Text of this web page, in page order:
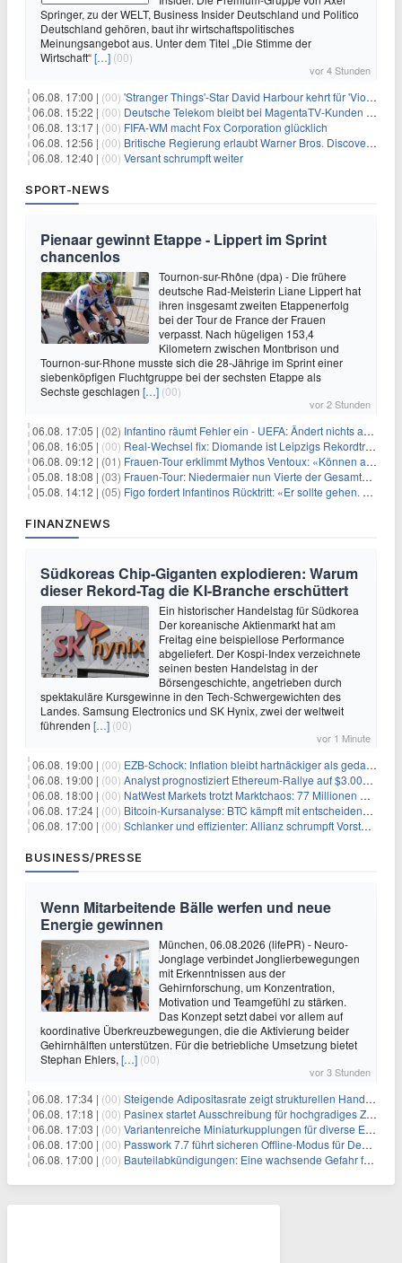
Springer, zu der WELT, Business Insider Deutschland und Politico
Deutschland gehören, baut ihr wirtschaftspolitisches
Meinungsangebot aus. Unter dem Titel „Die Stimme der
Wirtschaft“[…] (00)
vor 4 Stunden
06.08. 17:00 | (00) 'Stranger Things'-Star David Harbour kehrt für 'Violent Night 2' zurück – Kristen Bell stößt zur Besetzung
06.08. 15:22 | (00) Deutsche Telekom bleibt bei MagentaTV-Kunden vage
06.08. 13:17 | (00) FIFA-WM macht Fox Corporation glücklich
06.08. 12:56 | (00) Britische Regierung erlaubt Warner Bros. Discovery-Übernahme
06.08. 12:40 | (00) Versant schrumpft weiter
SPORT-NEWS
Pienaar gewinnt Etappe - Lippert im Sprint
chancenlos
Tournon-sur-Rhône (dpa) - Die frühere
deutsche Rad-Meisterin Liane Lippert hat
ihren insgesamt zweiten Etappenerfolg
bei der Tour de France der Frauen
verpasst. Nach hügeligen 153,4
Kilometern zwischen Montbrison und
Tournon-sur-Rhone musste sich die 28-Jährige im Sprint einer
siebenköpfigen Fluchtgruppe bei der sechsten Etappe als
Sechste geschlagen […] (00)
vor 2 Stunden
06.08. 17:05 | (02) Infantino räumt Fehler ein - UEFA: Ändert nichts an Boykott
06.08. 16:05 | (00) Real-Wechsel fix: Diomande ist Leipzigs Rekordtransfer
06.08. 09:12 | (01) Frauen-Tour erklimmt Mythos Ventoux: «Können alles schaffen»
05.08. 18:08 | (03) Frauen-Tour: Niedermaier nun Vierte der Gesamtwertung
05.08. 14:12 | (05) Figo fordert Infantinos Rücktritt: «Er sollte gehen. Jetzt»
FINANZNEWS
Südkoreas Chip-Giganten explodieren: Warum
dieser Rekord-Tag die KI-Branche erschüttert
Ein historischer Handelstag für Südkorea
Der koreanische Aktienmarkt hat am
Freitag eine beispiellose Performance
abgeliefert. Der Kospi-Index verzeichnete
seinen besten Handelstag in der
Börsengeschichte, angetrieben durch
spektakuläre Kursgewinne in den Tech-Schwergewichten des
Landes. Samsung Electronics und SK Hynix, zwei der weltweit
führenden […] (00)
vor 1 Minute
06.08. 19:00 | (00) EZB-Schock: Inflation bleibt hartnäckiger als gedacht – 2027 wird zum kritischen Test
06.08. 19:00 | (00) Analyst prognostiziert Ethereum-Rallye auf $3.000 nach entscheidendem On-Chain-Ausbruch
06.08. 18:00 | (00) NatWest Markets trotzt Marktchaos: 77 Millionen Pfund Gewinn im ersten Halbjahr
06.08. 17:24 | (00) Bitcoin-Kursanalyse: BTC kämpft mit entscheidender $65K-Hürde, während sich ein Liquidationscluster aufbaut
06.08. 17:00 | (00) Schlanker und effizienter: Allianz schrumpft Vorstand auf 8 Köpfe – das steckt dahinter
BUSINESS/PRESSE
Wenn Mitarbeitende Bälle werfen und neue
Energie gewinnen
München, 06.08.2026 (lifePR) - Neuro-
Jonglage verbindet Jonglierbewegungen
mit Erkenntnissen aus der
Gehirnforschung, um Konzentration,
Motivation und Teamgefühl zu stärken.
Das Konzept setzt dabei vor allem auf
koordinative Überkreuzbewegungen, die die Aktivierung beider
Gehirnhälften unterstützen. Für die betriebliche Umsetzung bietet
Stephan Ehlers, […] (00)
vor 3 Stunden
06.08. 17:34 | (00) Steigende Adipositasrate zeigt strukturellen Handlungsbedarf bei der Ernährung schulpflichtiger Kinder
06.08. 17:18 | (00) Pasinex startet Ausschreibung für hochgradiges Zinksulfidkonzentrat mit Germanium- und Silbergehalten und stellt ein Betriebsupdate bereit
06.08. 17:03 | (00) Variantenreiche Miniaturkupplungen für diverse Einsatzbereiche
06.08. 17:00 | (00) Passwork 7.7 führt sicheren Offline-Modus für Desktop- und Mobile-Apps ein
06.08. 17:00 | (00) Bauteilabkündigungen: Eine wachsende Gefahr für industrielle Elektroniksysteme